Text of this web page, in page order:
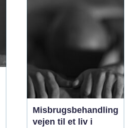
rolle for både private
Misbrugsbehandling
vejen til et liv i